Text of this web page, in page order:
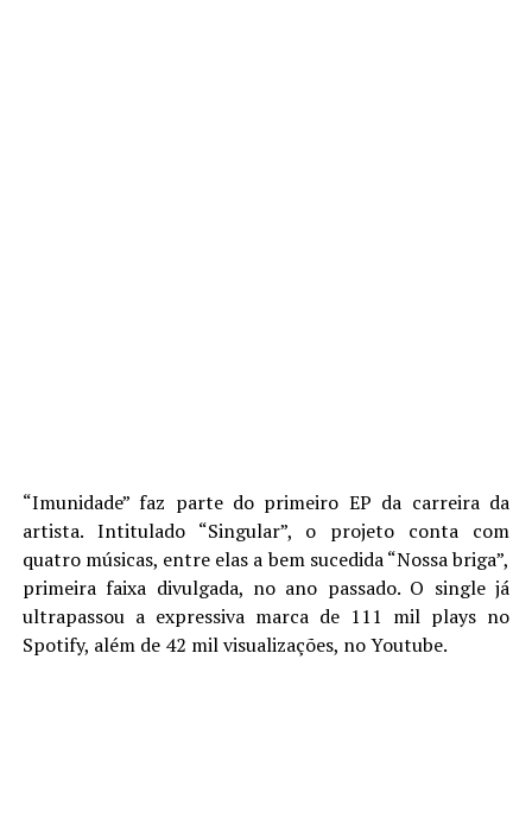
“Imunidade” faz parte do primeiro EP da carreira da
artista. Intitulado “Singular”, o projeto conta com
quatro músicas, entre elas a bem sucedida “Nossa briga”,
primeira faixa divulgada, no ano passado. O single já
ultrapassou a expressiva marca de 111 mil plays no
Spotify, além de 42 mil visualizações, no Youtube.